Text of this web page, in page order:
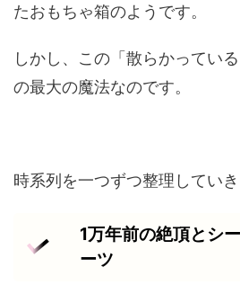
たおもちゃ箱のようです。
しかし、この「散らかってい
の最大の魔法なのです。
時系列を一つずつ整理していき
1万年前の絶頂とシ
ーツ